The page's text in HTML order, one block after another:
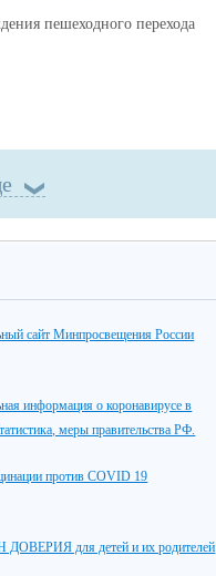
пешеходного перехода
сайт Минпросвещения России
информация о коронавирусе в
меры правительства РФ.
против COVID 19
для детей и их родителей